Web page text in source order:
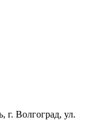
г. Волгоград, ул.